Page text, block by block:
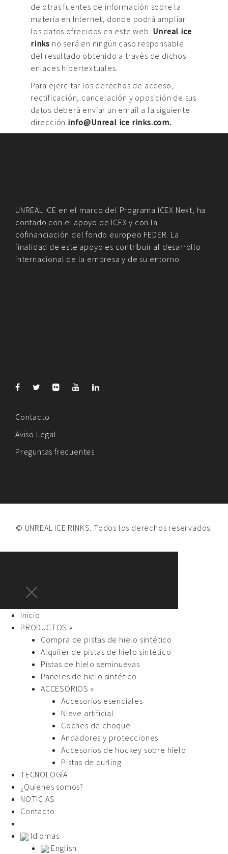
de otras fuentes de información sobre la
materia en Internet, donde podrá ampliar
los datos ofrecidos en este web. Unreal ice
rinks no será en ningún caso responsable
del resultado obtenido a través de dichos
enlaces hipertextuales.
Para ejercitar los derechos de acceso,
rectificación, cancelación y oposición de sus
datos deberá enviar un email a la siguiente
dirección info@Unreal ice rinks.com.
UNREAL ICE en el marco del Programa ICEX Next, ha
contado con el apoyo de ICEX y con la
cofinanciación del fondo europeo FEDER. La
finalidad de este apoyo es contribuir al desarrollo
internacional de la empresa y de su entorno.
Contacto
Aviso Legal
Preguntas frecuentes
© UNREAL ICE RINKS. Todos los derechos reservados.
Inicio
PRODUCTOS »
Compra de pistas de hielo sintético
Alquiler de pistas de hielo sintético
Pistas de hielo seminuevas
Paneles de hielo sintético
ACCESORIOS »
Accesorios esenciales
Nieve artificial
Coches de choque
Andadores y protecciones
Accesorios de hockey sobre hielo
Pistas de curling
TECNOLOGÍA
¿Quienes somos?
NOTICIAS
Contacto
Idiomas
English